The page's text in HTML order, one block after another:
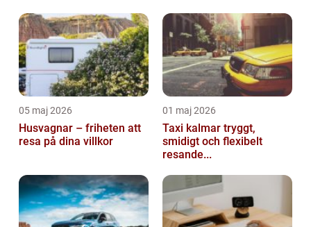
05 maj 2026
Husvagnar – friheten att
resa på dina villkor
01 maj 2026
Taxi kalmar tryggt,
smidigt och flexibelt
resande...